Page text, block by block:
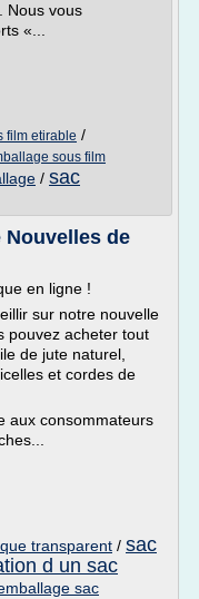
Nous vous
«...
film etirable /
sous film
/ sac
de
en ligne !
sur notre nouvelle
pouvez acheter tout
de jute naturel,
et cordes de
aux consommateurs
transparent / sac
d un sac
sac